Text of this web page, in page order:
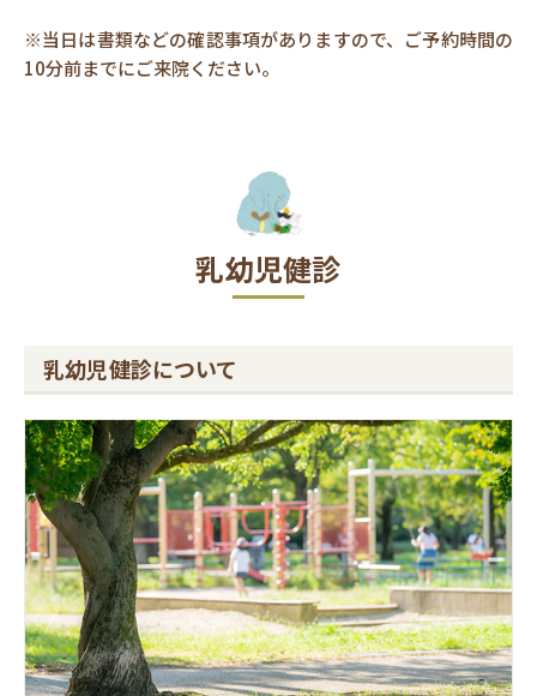
※当日は書類などの確認事項がありますので、ご予約時間の
10分前までにご来院ください。
乳幼児健診
乳幼児健診について